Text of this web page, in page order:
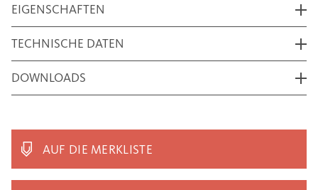
EIGENSCHAFTEN
TECHNISCHE DATEN
DOWNLOADS
AUF DIE MERKLISTE